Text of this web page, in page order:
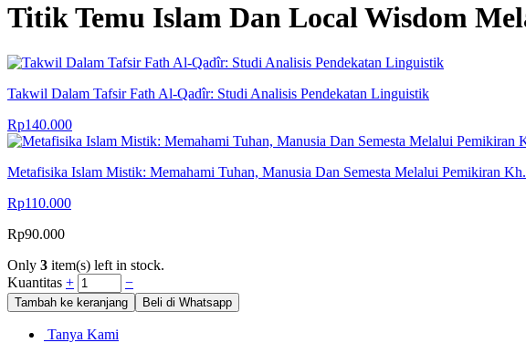
Titik Temu Islam Dan Local Wisdom
Takwil Dalam Tafsir Fath Al-Qadîr: Studi Analisis Pendekatan Linguistik
Rp140.000
Metafisika Islam Mistik: Memahami Tuhan, Manusia Dan Semesta Melalui Pemikiran
Rp110.000
Rp90.000
Only 3 item(s) left in stock.
Kuantitas + −
Tambah ke keranjang Beli di Whatsapp
Tanya Kami